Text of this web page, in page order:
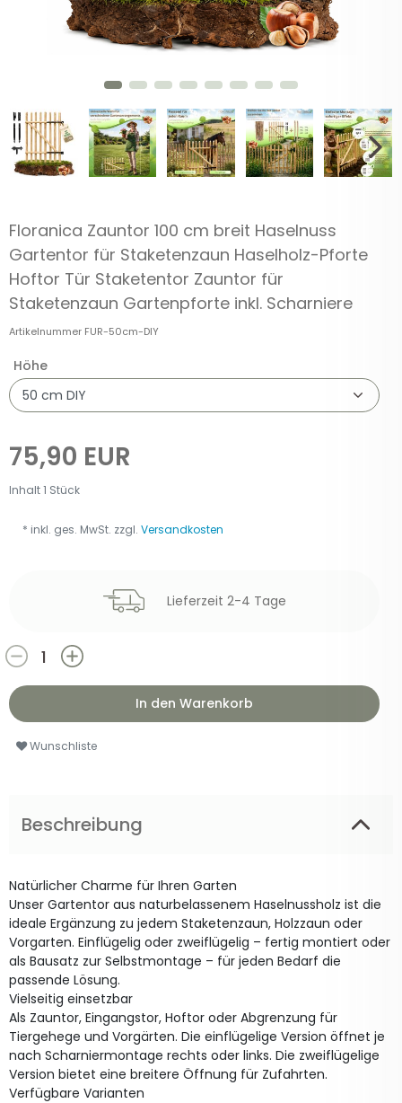
Floranica Zauntor 100 cm breit Haselnuss
Gartentor für Staketenzaun Haselholz-Pforte
Hoftor Tür Staketentor Zauntor für
Staketenzaun Gartenpforte inkl. Scharniere
Artikelnummer FUR-50cm-DIY
Höhe
75,90 EUR
Inhalt1 Stück
Lieferzeit 2-4 Tage
In den Warenkorb
Wunschliste
* inkl. ges. MwSt. zzgl. Versandkosten
Beschreibung
Natürlicher Charme für Ihren Garten
Unser Gartentor aus naturbelassenem Haselnussholz ist die
ideale Ergänzung zu jedem Staketenzaun, Holzzaun oder
Vorgarten. Einflügelig oder zweiflügelig – fertig montiert oder
als Bausatz zur Selbstmontage – für jeden Bedarf die
passende Lösung.
Vielseitig einsetzbar
Als Zauntor, Eingangstor, Hoftor oder Abgrenzung für
Tiergehege und Vorgärten. Die einflügelige Version öffnet je
nach Scharniermontage rechts oder links. Die zweiflügelige
Version bietet eine breitere Öffnung für Zufahrten.
Verfügbare Varianten